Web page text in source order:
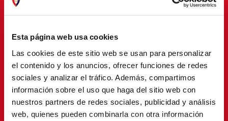
Esta página web usa cookies
Las cookies de este sitio web se usan para personalizar
el contenido y los anuncios, ofrecer funciones de redes
sociales y analizar el tráfico. Además, compartimos
información sobre el uso que haga del sitio web con
nuestros partners de redes sociales, publicidad y análisis
web, quienes pueden combinarla con otra información